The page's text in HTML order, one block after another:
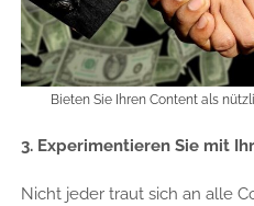
Bieten Sie Ihren Content als
3. Experimentieren Sie mit
Nicht jeder traut sich an alle